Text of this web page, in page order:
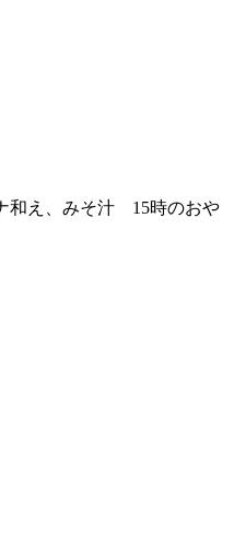
和え、みそ汁 15時のおや